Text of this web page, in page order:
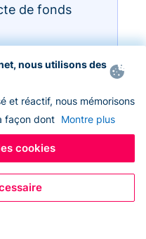
de fonds
nous utilisons des
et réactif, nous mémorisons
façon dont Montre plus
cookies